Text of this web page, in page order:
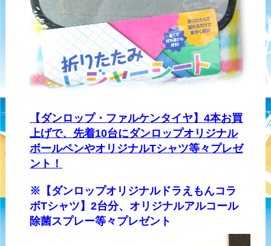
【ダンロップ・ファルケンタイヤ】4本お買
上げで、先着10台にダンロップオリジナル
ボールペンやオリジナルTシャツ等々プレゼ
ント！
※【ダンロップオリジナルドラえもんコラ
ボTシャツ】2台分、オリジナルアルコール
除菌スプレー等々プレゼント